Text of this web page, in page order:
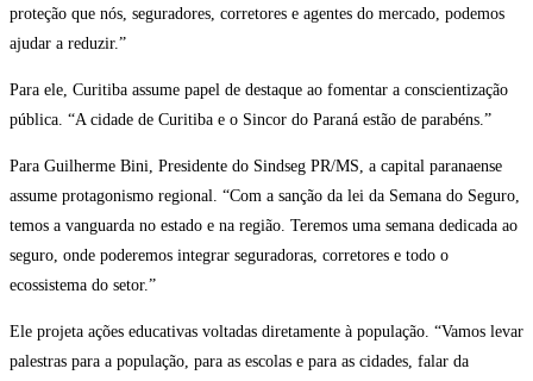
proteção que nós, seguradores, corretores e agentes do mercado, podemos
ajudar a reduzir.”
Para ele, Curitiba assume papel de destaque ao fomentar a conscientização
pública. “A cidade de Curitiba e o Sincor do Paraná estão de parabéns.”
Para Guilherme Bini, Presidente do Sindseg PR/MS, a capital paranaense
assume protagonismo regional. “Com a sanção da lei da Semana do Seguro,
temos a vanguarda no estado e na região. Teremos uma semana dedicada ao
seguro, onde poderemos integrar seguradoras, corretores e todo o
ecossistema do setor.”
Ele projeta ações educativas voltadas diretamente à população. “Vamos levar
palestras para a população, para as escolas e para as cidades, falar da